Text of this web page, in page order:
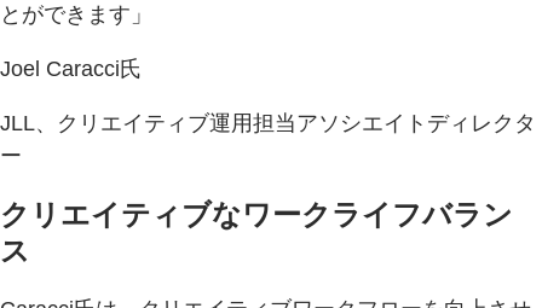
とができます」
Joel Caracci氏
JLL、クリエイティブ運用担当アソシエイトディレクタ
ー
クリエイティブなワークライフバラン
ス